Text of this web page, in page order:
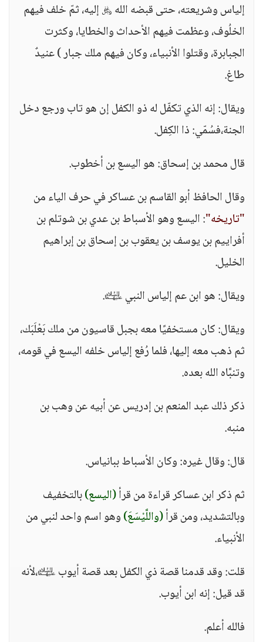
إلياس وشريعته، حتى قبضه الله ﷿ إليه، ثمّ خلف فيهم
الخلُوف، وعظمت فيهم الأحداث والخطايا، وكثرت
الجبابرة، وقتلوا الأنبياء، وكان فيهم ملك جبار ) عنيدٌ
طاغ.
ويقال: إنه الذي تكفّل له ذو الكفل إن هو تاب ورجع دخل
الجنة،فسُمّي: ذا الكِفل.
قال محمد بن إسحاق: هو اليسع بن أخطوب.
وقال الحافظ أبو القاسم بن عساكر في حرف الياء من
"تاريخه": اليسع وهو الأسباط بن عدي بن شوتلم بن
أفراييم بن يوسف بن يعقوب بن إسحاق بن إبراهيم
الخليل.
ويقال: هو ابن عم إلياس النبي ﵉.
ويقال: كان مستخفيًا معه بجبل قاسيون من ملك بَعْلَبَك،
ثم ذهب معه إليها، فلما رُفع إلياس خلفه اليسع في قومه،
وتنبَّاه الله بعده.
ذكر ذلك عبد المنعم بن إدريس عن أبيه عن وهب بن
منبه.
قال: وقال غيره: وكان الأسباط ببانياس.
ثم ذكر ابن عساكر قراءة من قرأ(اليسع)بالتخفيف
وبالتشديد، ومن قرأ(واللَّيْسَعَ)وهو اسم واحد لنبي من
الأنبياء.
قلت: وقد قدمنا قصة ذي الكفل بعد قصة أيوب ﵉،لأنه
قد قيل: إنه ابن أيوب.
فالله أعلم.